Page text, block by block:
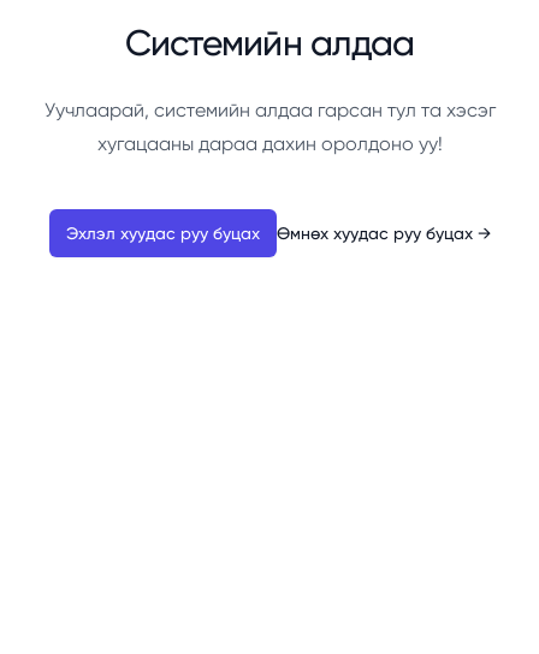
Системийн алдаа
Уучлаарай, системийн алдаа гарсан тул та хэсэг
хугацааны дараа дахин оролдоно уу!
Эхлэл хуудас руу буцах Өмнөх хуудас руу буцах →